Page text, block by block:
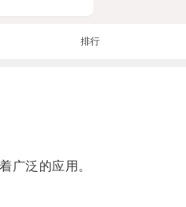
排行
广泛的应用。